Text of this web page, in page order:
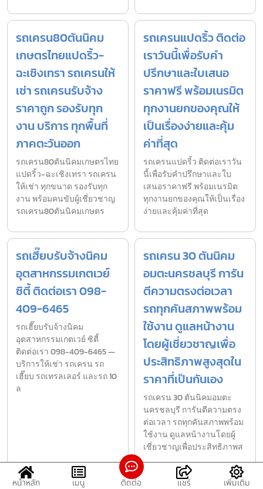
รถเครน80ตันนิคม
เกษตรไทยแปดริ้ว-
ฉะเชิงเทรา รถเครนให้
เช่า รถเครนรับจ้าง
ราคาถูก รองรับทุก
งาน บริการ ทุกพื้นที่
ภาคตะวันออก
รถเครน80ตันนิคมเกษตรไทย
แปดริ้ว-ฉะเชิงเทรา รถเครน
ให้เช่า ทุกขนาด รองรับทุก
งาน พร้อมคนขับผู้เชี่ยวชาญ
รถเครน80ตันนิคมเกษตร
รถเครนแปดริ้ว ติดต่อ
เราวันนี้เพื่อรับคำ
ปรึกษาและใบเสนอ
ราคาฟรี พร้อมเนรมิต
ทุกงานยกของคุณให้
เป็นเรื่องง่ายและคุ้ม
ค่าที่สุด
รถเครนแปดริ้ว ติดต่อเราวัน
นี้เพื่อรับคำปรึกษาและใบ
เสนอราคาฟรี พร้อมเนรมิต
ทุกงานยกของคุณให้เป็นเรื่อง
ง่ายและคุ้มค่าที่สุด
รถเฮี๊ยบรับจ้างนิคม
อุตสาหกรรมเกตเวย์
ซิตี้ ติดต่อเรา 098-
409-6465
รถเฮี๊ยบรับจ้างนิคม
อุตสาหกรรมเกตเวย์ ซิตี้
ติดต่อเรา 098-409-6465 —
บริการให้เช่า รถเครน รถ
เฮี๊ยบ รถเทรลเลอร์ และรถ 10
ล
รถเครน 30 ตันนิคม
อมตะนครชลบุรี การัน
ตีความตรงต่อเวลา
รถทุกคันสภาพพร้อม
ใช้งาน ดูแลหน้างาน
โดยผู้เชี่ยวชาญเพื่อ
ประสิทธิภาพสูงสุดใน
ราคาที่เป็นกันเอง
รถเครน 30 ตันนิคมอมตะ
นครชลบุรี การันตีความตรง
ต่อเวลา รถทุกคันสภาพพร้อม
ใช้งาน ดูแลหน้างานโดยผู้
เชี่ยวชาญเพื่อประสิทธิภาพส
หน้าหลัก เมนู ติดต่อ แชร์ เพิ่มเติม